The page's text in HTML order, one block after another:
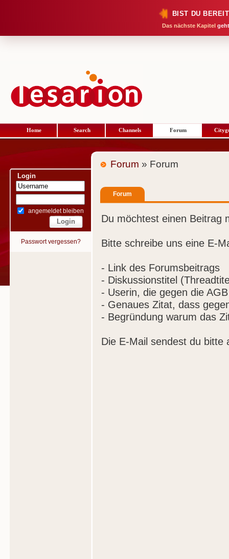
BIST DU
Das nächste Kapitel
Home Search Channels Forum
Login
angemeldet bleiben
Passwort vergessen?
Forum » Forum
Forum
Du möchtest einen Beitrag
Bitte schreibe uns eine E-
- Link des Forumsbeitrags
- Diskussionstitel
- Userin, die gegen die
- Genaues Zitat, dass
- Begründung warum das
Die E-Mail sendest du bitte